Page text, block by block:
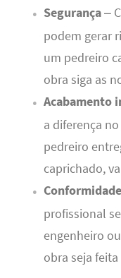
Segurança–
podem gerar
um pedreiro
obra siga as
Acabamento
a diferença
pedreiro
caprichado,
profissional
engenheiro
obra seja